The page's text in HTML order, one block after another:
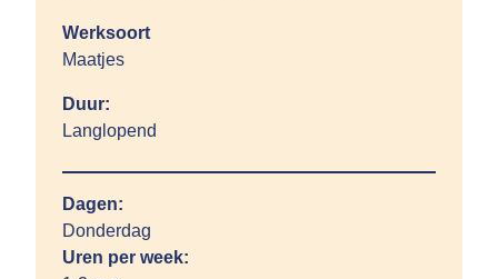
Werksoort
Maatjes
Duur:
Langlopend
Dagen:
Donderdag
Uren per week: